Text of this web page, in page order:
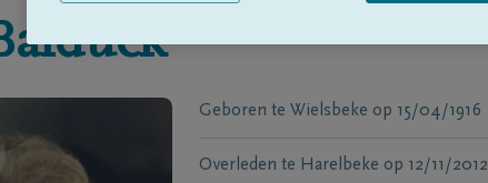
Geboren te Wielsbeke op 15/04/1916
Overleden te Harelbeke op 12/11/2012